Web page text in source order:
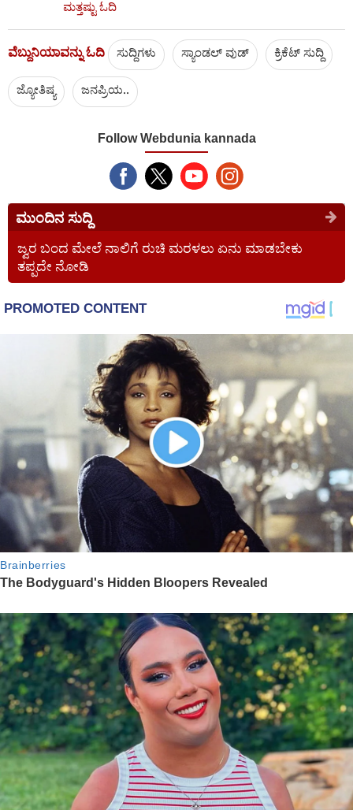
ಮತ್ತಷ್ಟು ಓದಿ
ವೆಬ್ದುನಿಯಾವನ್ನು ಓದಿ ಸುದ್ದಿಗಳು ಸ್ಯಾಂಡಲ್ ವುಡ್ ಕ್ರಿಕೆಟ್‌ ಸುದ್ದಿ
ಜ್ಯೋತಿಷ್ಯ ಜನಪ್ರಿಯ..
Follow Webdunia kannada
ಮುಂದಿನ ಸುದ್ದಿ
ಜ್ವರ ಬಂದ ಮೇಲೆ ನಾಲಿಗೆ ರುಚಿ ಮರಳಲು ಏನು ಮಾಡಬೇಕು
ತಪ್ಪದೇ ನೋಡಿ